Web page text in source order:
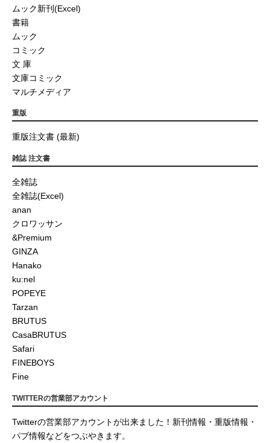
ムック新刊(Excel)
書籍
ムック
コミック
文 庫
文庫コミック
マルチメディア
重版
重版注文書 (最新)
雑誌 注文書
全雑誌
全雑誌(Excel)
anan
クロワッサン
&Premium
GINZA
Hanako
ku:nel
POPEYE
Tarzan
BRUTUS
CasaBRUTUS
Safari
FINEBOYS
Fine
TWITTERの営業部アカウント
Twitterの営業部アカウントが出来ました！新刊情報・重版情報・
パブ情報などをつぶやきます。